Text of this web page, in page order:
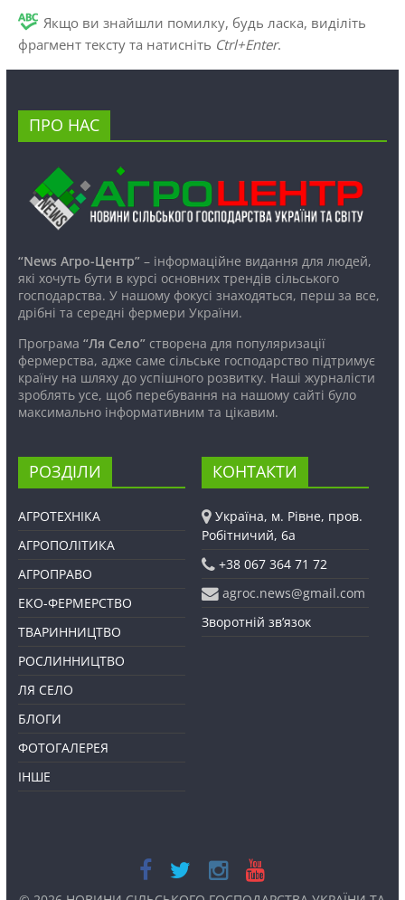
Якщо ви знайшли помилку, будь ласка, виділіть
фрагмент тексту та натисніть Ctrl+Enter.
ПРО НАС
“News Агро-Центр”– інформаційне видання для людей,
які хочуть бути в курсі основних трендів сільського
господарства. У нашому фокусі знаходяться, перш за все,
дрібні та середні фермери України.
Програма “Ля Село”створена для популяризації
фермерства, адже саме сільське господарство підтримує
країну на шляху до успішного розвитку. Наші журналісти
зроблять усе, щоб перебування на нашому сайті було
максимально інформативним та цікавим.
РОЗДІЛИ
АГРОТЕХНІКА
АГРОПОЛІТИКА
АГРОПРАВО
ЕКО-ФЕРМЕРСТВО
ТВАРИННИЦТВО
РОСЛИННИЦТВО
ЛЯ СЕЛО
БЛОГИ
ФОТОГАЛЕРЕЯ
ІНШЕ
КОНТАКТИ
Україна, м. Рівне, пров.
Робітничий, 6а
+38 067 364 71 72
agroc.news@gmail.com
Зворотній зв’язок